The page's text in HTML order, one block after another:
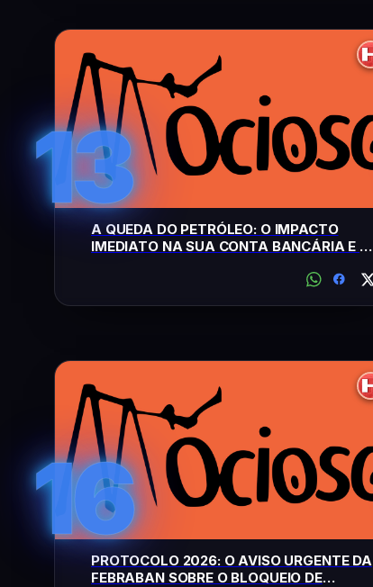
13
A QUEDA DO PETRÓLEO: O IMPACTO
IMEDIATO NA SUA CONTA BANCÁRIA E NO
16
PROTOCOLO 2026: O AVISO URGENTE DA
FEBRABAN SOBRE O BLOQUEIO DE